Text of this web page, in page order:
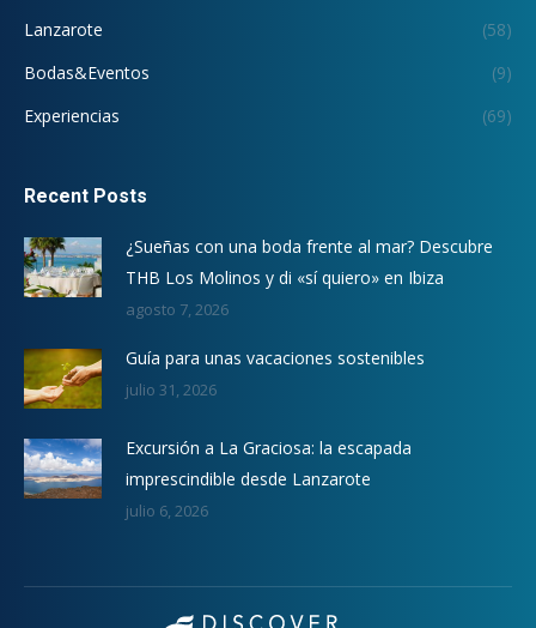
Lanzarote
(58)
Bodas&Eventos
(9)
Experiencias
(69)
Recent Posts
¿Sueñas con una boda frente al mar? Descubre
THB Los Molinos y di «sí quiero» en Ibiza
agosto 7, 2026
Guía para unas vacaciones sostenibles
julio 31, 2026
Excursión a La Graciosa: la escapada
imprescindible desde Lanzarote
julio 6, 2026